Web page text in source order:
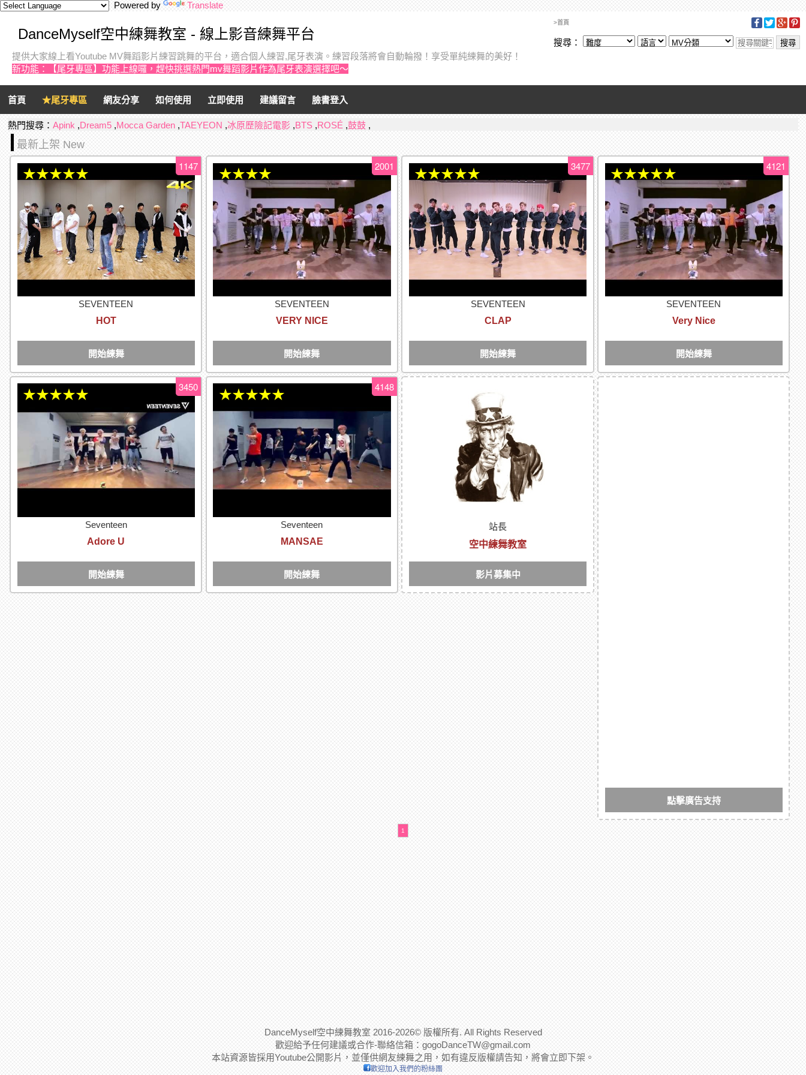
Powered by Translate
DanceMyself空中練舞教室 - 線上影音練舞平台
提供大家線上看Youtube MV舞蹈影片練習跳舞的平台，適合個人練習,尾牙表演。練習段落將會自動輪撥！享受單純練舞的美好！
新功能：【尾牙專區】功能上線囉，趕快挑選熱門mv舞蹈影片作為尾牙表演選擇吧～
>首頁
搜尋：
首頁 ★尾牙專區 網友分享 如何使用 立即使用 建議留言 臉書登入
熱門搜尋：Apink ,Dream5 ,Mocca Garden ,TAEYEON ,冰原歷險記電影 ,BTS ,ROSÉ ,鼓鼓 ,
最新上架 New
SEVENTEEN
HOT
開始練舞
1147
★★★★★
SEVENTEEN
VERY NICE
開始練舞
2001
★★★★
SEVENTEEN
CLAP
開始練舞
3477
★★★★★
SEVENTEEN
Very Nice
開始練舞
4121
★★★★★
Seventeen
Adore U
開始練舞
3450
★★★★★
Seventeen
MANSAE
開始練舞
4148
★★★★★
站長
空中練舞教室
影片募集中
點擊廣告支持
1
DanceMyself空中練舞教室 2016-2026© 版權所有. All Rights Reserved
歡迎給予任何建議或合作-聯絡信箱： gogoDanceTW@gmail.com
本站資源皆採用Youtube公開影片，並僅供網友練舞之用，如有違反版權請告知，將會立即下架。
歡迎加入我們的粉絲團